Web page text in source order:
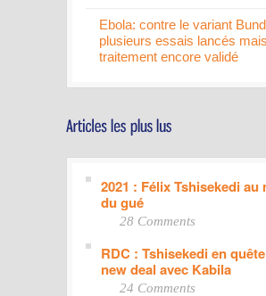
Ebola: contre le variant
plusieurs essais lancés
traitement encore validé
2021 : Félix Tshisekedi au
du gué
28 Comments
RDC : Tshisekedi en
new deal avec Kabila
24 Comments